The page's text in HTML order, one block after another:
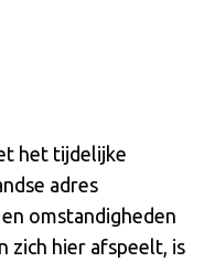
het tijdelijke
adres
omstandigheden
zich hier afspeelt, is